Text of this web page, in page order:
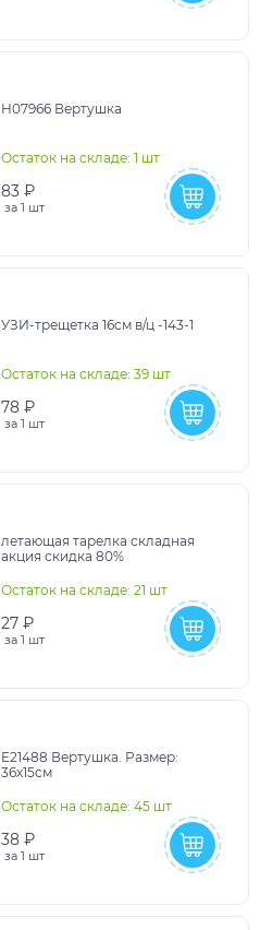
H07966 Вертушка
Остаток на складе: 1 шт
83 ₽
за 1 шт
УЗИ-трещетка 16см в/ц -143-1
Остаток на складе: 39 шт
78 ₽
за 1 шт
летающая тарелка складная
акция скидка 80%
Остаток на складе: 21 шт
27 ₽
за 1 шт
E21488 Вертушка. Размер:
36х15см
Остаток на складе: 45 шт
38 ₽
за 1 шт